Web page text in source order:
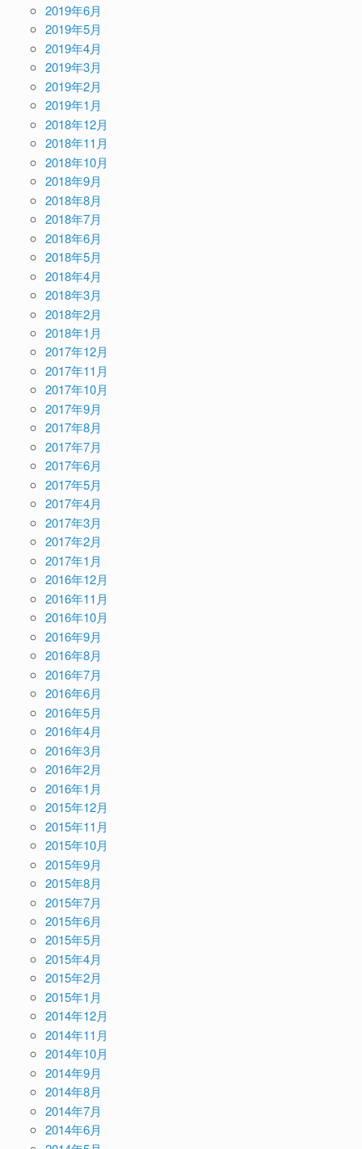
2019年6月
2019年5月
2019年4月
2019年3月
2019年2月
2019年1月
2018年12月
2018年11月
2018年10月
2018年9月
2018年8月
2018年7月
2018年6月
2018年5月
2018年4月
2018年3月
2018年2月
2018年1月
2017年12月
2017年11月
2017年10月
2017年9月
2017年8月
2017年7月
2017年6月
2017年5月
2017年4月
2017年3月
2017年2月
2017年1月
2016年12月
2016年11月
2016年10月
2016年9月
2016年8月
2016年7月
2016年6月
2016年5月
2016年4月
2016年3月
2016年2月
2016年1月
2015年12月
2015年11月
2015年10月
2015年9月
2015年8月
2015年7月
2015年6月
2015年5月
2015年4月
2015年2月
2015年1月
2014年12月
2014年11月
2014年10月
2014年9月
2014年8月
2014年7月
2014年6月